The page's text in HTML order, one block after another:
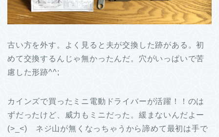
古い方を外す。よく見ると夫が交換した跡がある。初
めて交換するんじゃ無かったんだ。穴がいっぱいで苦
慮した形跡^^;
カインズで買ったミニ電動ドライバーが活躍！！のは
ずだったけど、威力もミニだった。緩まないんだよー
(>_<) ネジ山が無くなっちゃうから諦めて最初は手で